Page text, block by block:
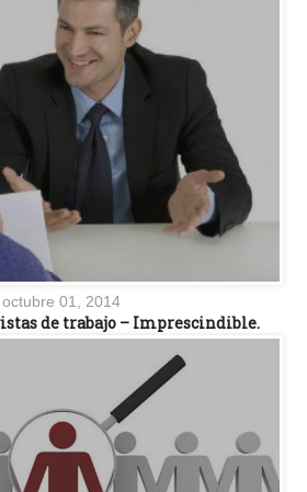
octubre 01, 2014
de trabajo – Imprescindible.